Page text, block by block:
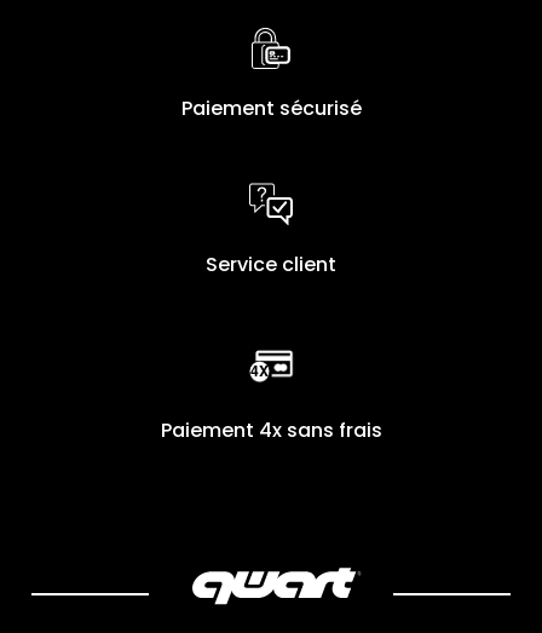
Paiement sécurisé
Service client
Paiement 4x sans frais